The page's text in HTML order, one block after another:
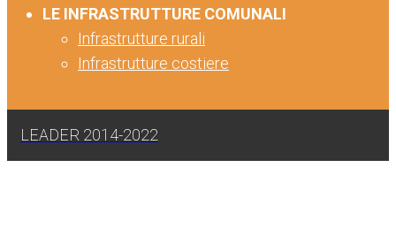
LE INFRASTRUTTURE COMUNALI
Infrastrutture rurali
Infrastrutture costiere
LEADER 2014-2022